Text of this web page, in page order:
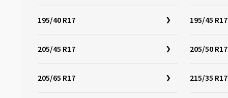
195/40 R17 195/45 R17
205/45 R17 205/50 R17
205/65 R17 215/35 R17